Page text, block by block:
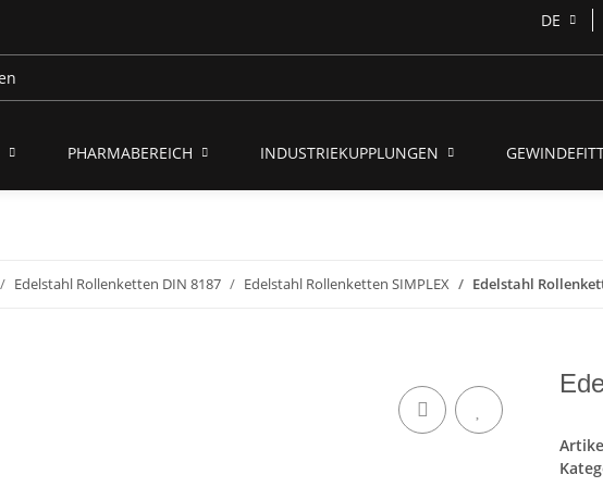
DE
PHARMABEREICH INDUSTRIEKUPPLUNGEN
Edelstahl Rollenketten DIN 8187 Edelstahl Rollenketten SIMPLEX Edelstahl